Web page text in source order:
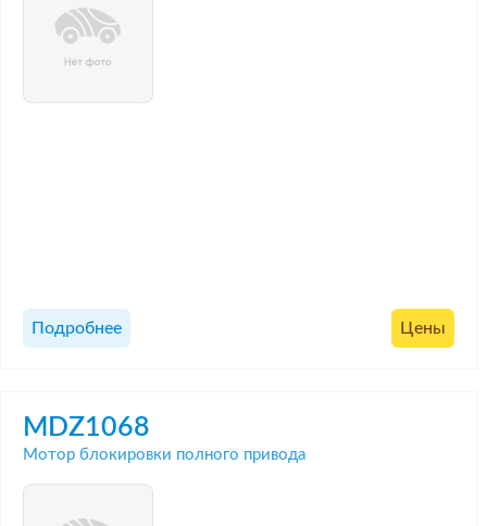
Подробнее Цены
MDZ1068
Мотор блокировки полного привода